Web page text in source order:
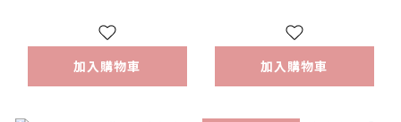
加入購物車 加入購物車